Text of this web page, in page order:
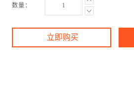
数量：
立即购买